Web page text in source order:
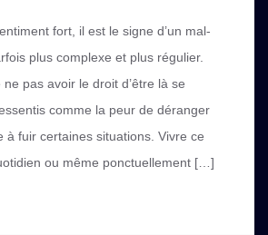
fort, il est le signe d’un mal-
plus complexe et plus régulier.
pas avoir le droit d’être là se
comme la peur de déranger
à fuir certaines situations. Vivre ce
ou même ponctuellement […]